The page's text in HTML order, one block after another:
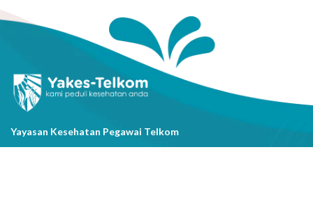
Yayasan Kesehatan Pegawai Telkom